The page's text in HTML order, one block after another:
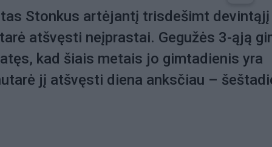
Stonkus artėjantį trisdešimt devintąjį
atšvęsti neįprastai. Gegužės 3-ąją
kad šiais metais jo gimtadienis yra
jį atšvęsti diena anksčiau –